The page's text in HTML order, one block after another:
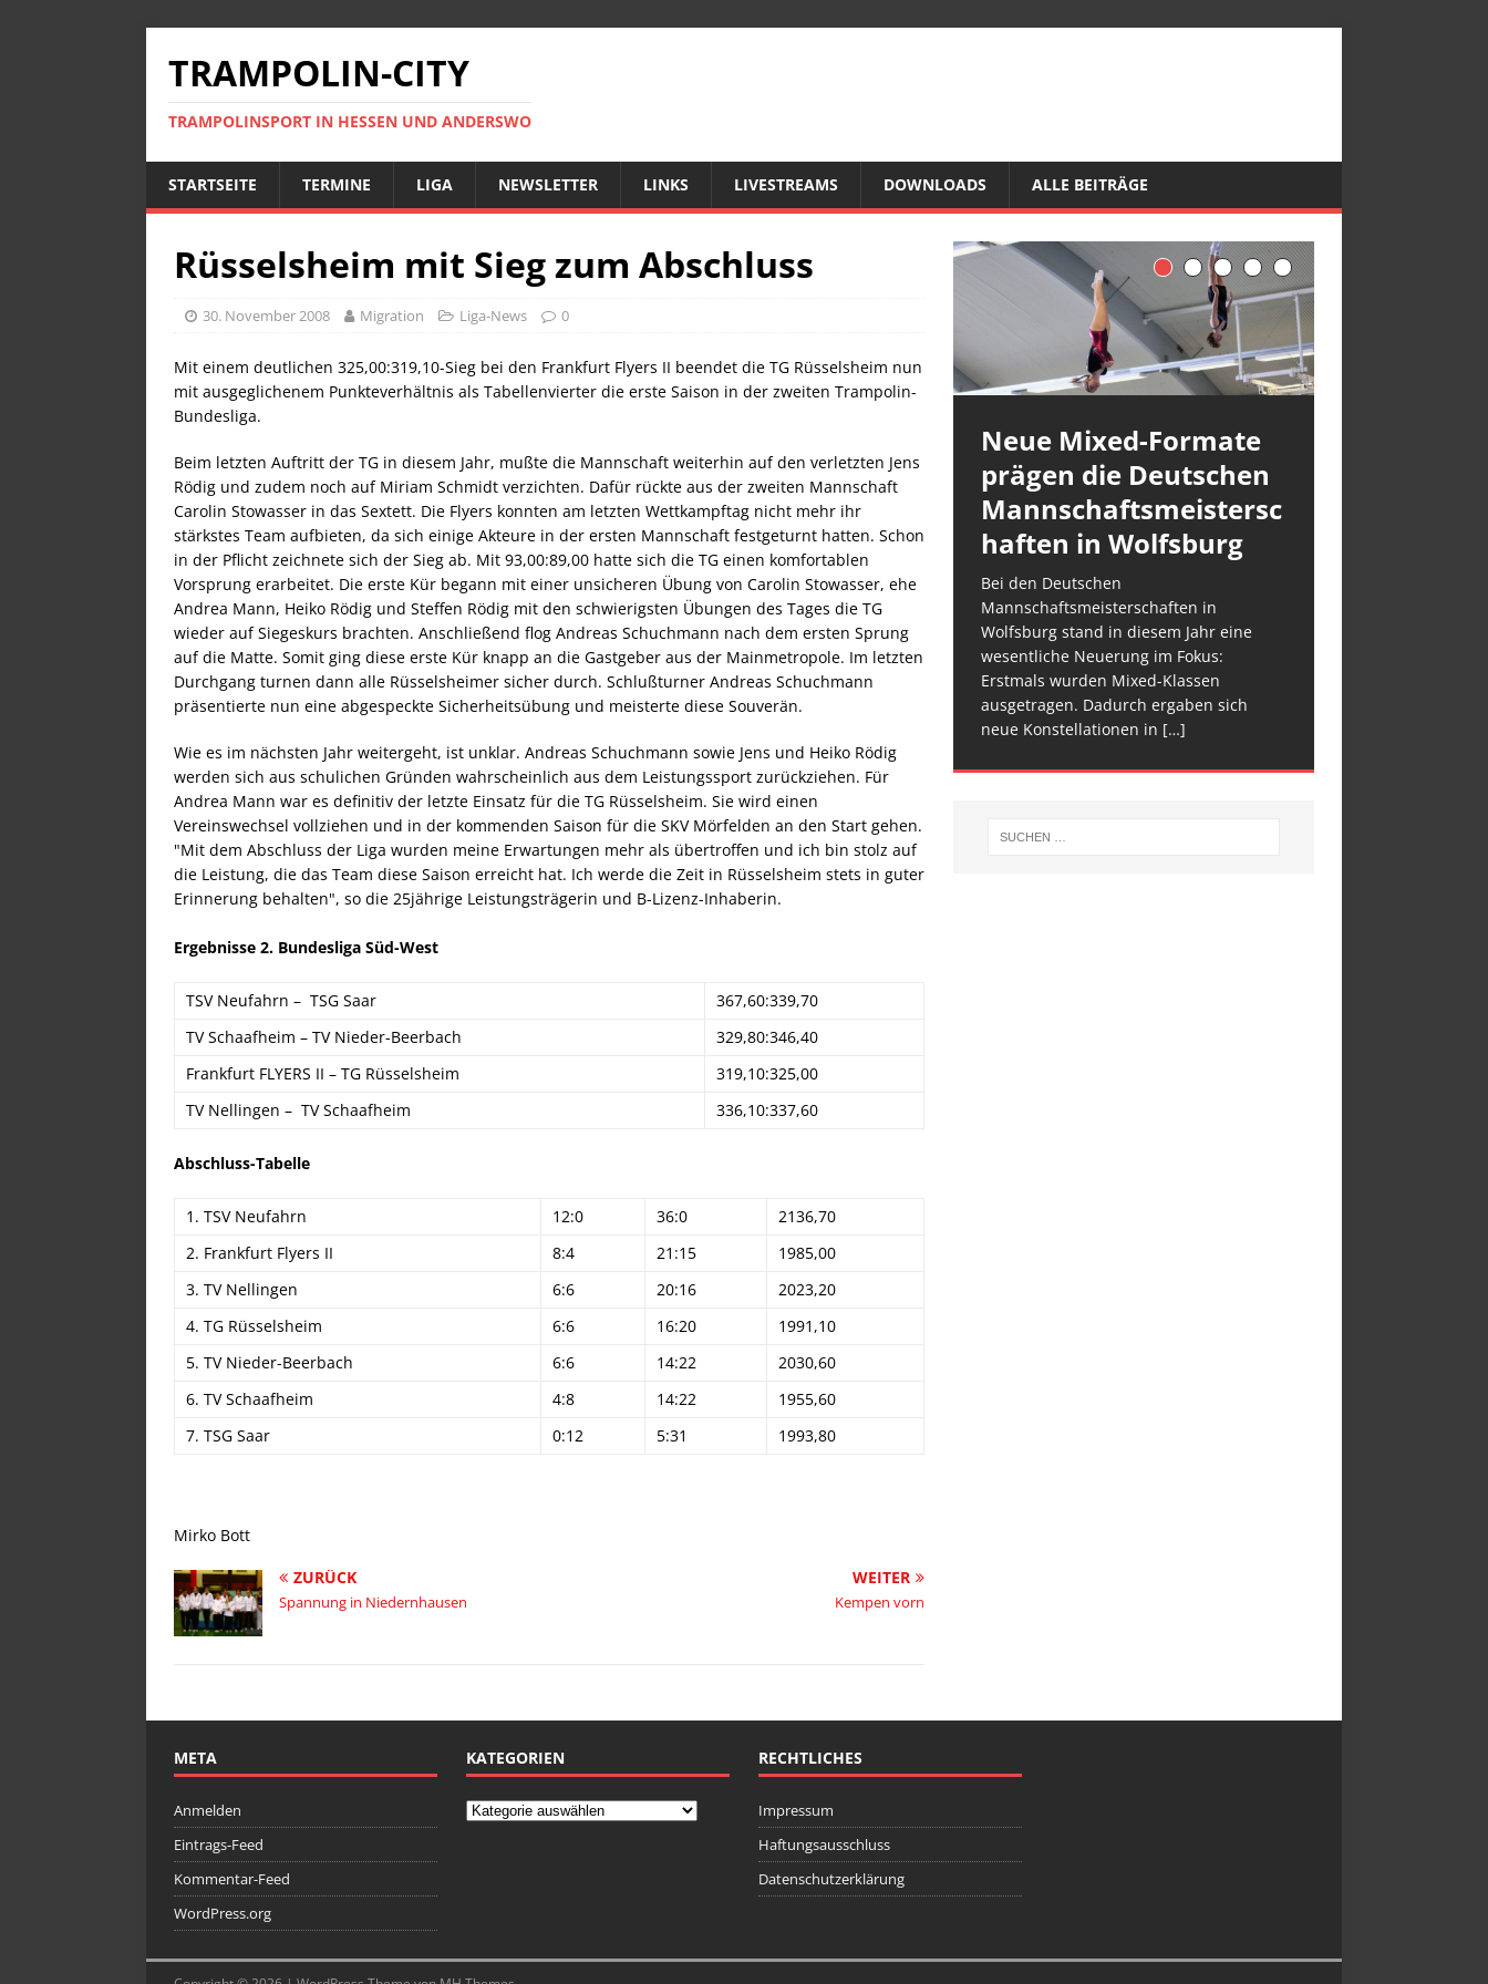
TRAMPOLIN-CITY
TRAMPOLINSPORT IN HESSEN UND ANDERSWO
STARTSEITE TERMINE LIGA NEWSLETTER LINKS LIVESTREAMS DOWNLOADS ALLE BEITRÄGE
Rüsselsheim mit Sieg zum Abschluss
30. November 2008 Migration Liga-News 0
Mit einem deutlichen 325,00:319,10-Sieg bei den Frankfurt Flyers II beendet die TG Rüsselsheim nun
mit ausgeglichenem Punkteverhältnis als Tabellenvierter die erste Saison in der zweiten Trampolin-
Bundesliga.
Beim letzten Auftritt der TG in diesem Jahr, mußte die Mannschaft weiterhin auf den verletzten Jens
Rödig und zudem noch auf Miriam Schmidt verzichten. Dafür rückte aus der zweiten Mannschaft
Carolin Stowasser in das Sextett. Die Flyers konnten am letzten Wettkampftag nicht mehr ihr
stärkstes Team aufbieten, da sich einige Akteure in der ersten Mannschaft festgeturnt hatten. Schon
in der Pflicht zeichnete sich der Sieg ab. Mit 93,00:89,00 hatte sich die TG einen komfortablen
Vorsprung erarbeitet. Die erste Kür begann mit einer unsicheren Übung von Carolin Stowasser, ehe
Andrea Mann, Heiko Rödig und Steffen Rödig mit den schwierigsten Übungen des Tages die TG
wieder auf Siegeskurs brachten. Anschließend flog Andreas Schuchmann nach dem ersten Sprung
auf die Matte. Somit ging diese erste Kür knapp an die Gastgeber aus der Mainmetropole. Im letzten
Durchgang turnen dann alle Rüsselsheimer sicher durch. Schlußturner Andreas Schuchmann
präsentierte nun eine abgespeckte Sicherheitsübung und meisterte diese Souverän.
Wie es im nächsten Jahr weitergeht, ist unklar. Andreas Schuchmann sowie Jens und Heiko Rödig
werden sich aus schulichen Gründen wahrscheinlich aus dem Leistungssport zurückziehen. Für
Andrea Mann war es definitiv der letzte Einsatz für die TG Rüsselsheim. Sie wird einen
Vereinswechsel vollziehen und in der kommenden Saison für die SKV Mörfelden an den Start gehen.
"Mit dem Abschluss der Liga wurden meine Erwartungen mehr als übertroffen und ich bin stolz auf
die Leistung, die das Team diese Saison erreicht hat. Ich werde die Zeit in Rüsselsheim stets in guter
Erinnerung behalten", so die 25jährige Leistungsträgerin und B-Lizenz-Inhaberin.
Ergebnisse 2. Bundesliga Süd-West
TSV Neufahrn – TSG Saar
367,60:339,70
TV Schaafheim – TV Nieder-Beerbach
329,80:346,40
Frankfurt FLYERS II – TG Rüsselsheim
319,10:325,00
TV Nellingen – TV Schaafheim
336,10:337,60
Abschluss-Tabelle
1. TSV Neufahrn 12:0 36:0
2136,70
2. Frankfurt Flyers II
8:4 21:15
1985,00
3. TV Nellingen
6:6 20:16
2023,20
4. TG Rüsselsheim
6:6 16:20
1991,10
5. TV Nieder-Beerbach
6:6 14:22
2030,60
6. TV Schaafheim
4:8 14:22
1955,60
7. TSG Saar
0:12 5:31 1993,80
Mirko Bott
ZURÜCK
Spannung in Niedernhausen
WEITER
Kempen vorn
Neue Mixed-Formate
prägen die Deutschen
Mannschaftsmeistersc
haften in Wolfsburg
Bei den Deutschen
Mannschaftsmeisterschaften in
Wolfsburg stand in diesem Jahr eine
wesentliche Neuerung im Fokus:
Erstmals wurden Mixed-Klassen
ausgetragen. Dadurch ergaben sich
neue Konstellationen in […]
META
Anmelden
Eintrags-Feed
Kommentar-Feed
WordPress.org
KATEGORIEN RECHTLICHES
Impressum
Haftungsausschluss
Datenschutzerklärung